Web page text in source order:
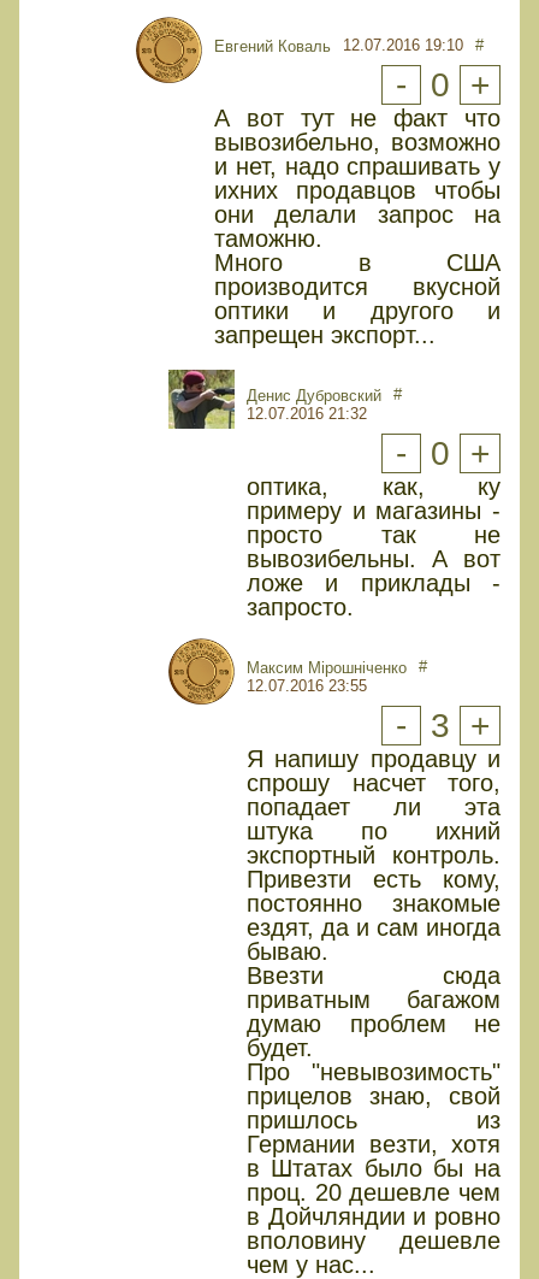
Евгений Коваль 12.07.2016 19:10 #
- 0 +
А вот тут не факт что
вывозибельно, возможно
и нет, надо спрашивать у
ихних продавцов чтобы
они делали запрос на
таможню.
Много в США
производится вкусной
оптики и другого и
запрещен экспорт...
Денис Дубровский
12.07.2016 21:32
#
- 0 +
оптика, как, ку
примеру и магазины -
просто так не
вывозибельны. А вот
ложе и приклады -
запросто.
Максим Мірошніченко
12.07.2016 23:55
#
- 3 +
Я напишу продавцу и
спрошу насчет того,
попадает ли эта
штука по ихний
экспортный контроль.
Привезти есть кому,
постоянно знакомые
ездят, да и сам иногда
бываю.
Ввезти сюда
приватным багажом
думаю проблем не
будет.
Про "невывозимость"
прицелов знаю, свой
пришлось из
Германии везти, хотя
в Штатах было бы на
проц. 20 дешевле чем
в Дойчляндии и ровно
вполовину дешевле
чем у нас...